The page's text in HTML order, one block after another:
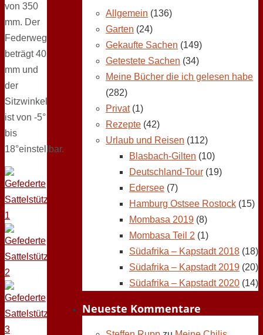
von 350
mm. Der
Federweg
beträgt 40
mm und
der
Sitzwinkel
ist von -5°
bis
18°einstellbar.
Allgemein (136)
Garten (24)
Gekaufte Sachen (149)
Getestete Sachen (34)
Meine Bücher die ich gelesen habe
(282)
Privat(1)
Rezepte (42)
Urlaub und Reisen (112)
Blasbach-Gilten (10)
Deutschland-Tour (19)
Edersee (7)
Hamburg Ostsee Rostock (15)
Mombasa 2019 (8)
Mombasa Teil 2 (1)
Südafrika – Kapstadt 2018 (18)
Südafrika – Kapstadt 2019 (20)
Südafrika – Kapstadt 2020 (14)
Neueste Kommentare